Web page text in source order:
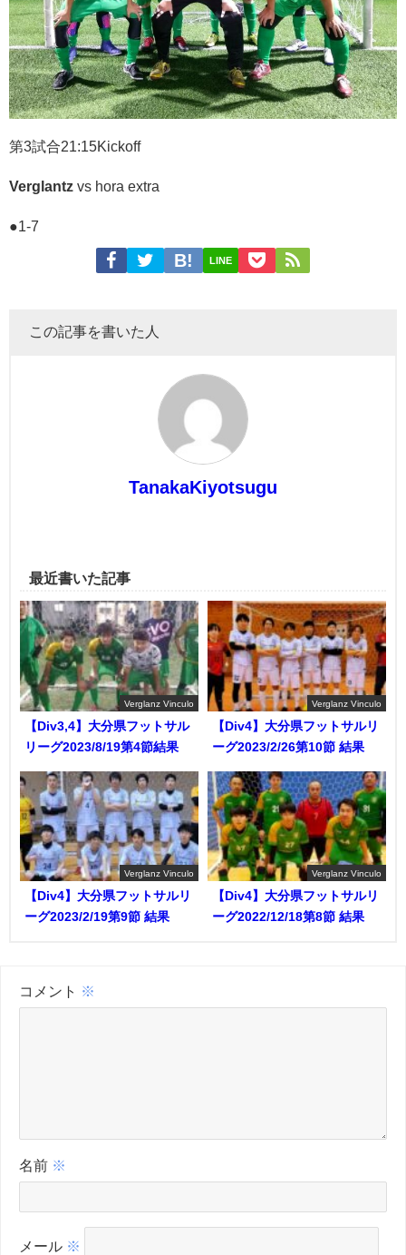
第3試合21:15Kickoff
Verglantz vs hora extra
●1-7
LINE
この記事を書いた人
TanakaKiyotsugu
最近書いた記事
Verglanz Vinculo
【Div3,4】大分県フットサル
リーグ2023/8/19第4節結果
Verglanz Vinculo
【Div4】大分県フットサルリ
ーグ2023/2/26第10節 結果
Verglanz Vinculo
【Div4】大分県フットサルリ
ーグ2023/2/19第9節 結果
Verglanz Vinculo
【Div4】大分県フットサルリ
ーグ2022/12/18第8節 結果
コメント ※
名前 ※
メール ※